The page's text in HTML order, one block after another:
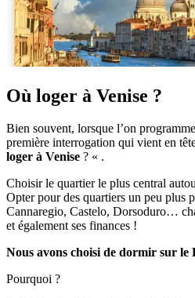
Où loger à Venise ?
Bien souvent, lorsque l’on
première interrogation qui vient en
loger à Venise ? « .
Choisir le quartier le plus central
Opter pour des quartiers un peu plus
Cannaregio, Castelo, Dorsoduro…
et également ses finances !
Nous avons choisi de dormir sur le
Pourquoi ?